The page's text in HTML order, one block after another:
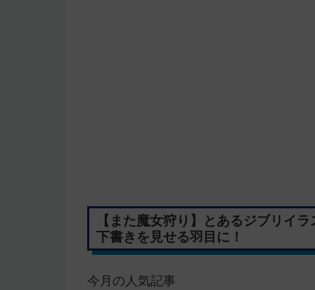
【また魔女狩り】とあるジブリイ
下書きを見せる羽目に！
今月の人気記事